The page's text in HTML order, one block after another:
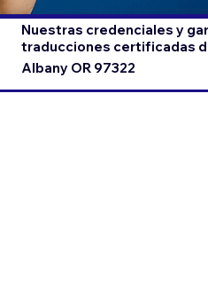
Nuestras credenciales y
traducciones certificadas
Albany OR 97322